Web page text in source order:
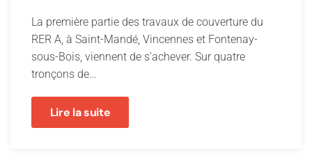
La première partie des travaux de couverture du
RER A, à Saint-Mandé, Vincennes et Fontenay-
sous-Bois, viennent de s’achever. Sur quatre
tronçons de…
Lire la suite